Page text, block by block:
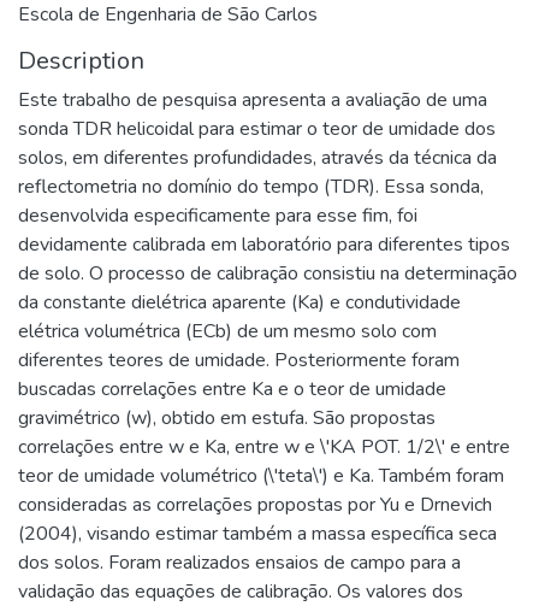
Escola de Engenharia de São Carlos
Description
Este trabalho de pesquisa apresenta a avaliação de uma
sonda TDR helicoidal para estimar o teor de umidade dos
solos, em diferentes profundidades, através da técnica da
reflectometria no domínio do tempo (TDR). Essa sonda,
desenvolvida especificamente para esse fim, foi
devidamente calibrada em laboratório para diferentes tipos
de solo. O processo de calibração consistiu na determinação
da constante dielétrica aparente (Ka) e condutividade
elétrica volumétrica (ECb) de um mesmo solo com
diferentes teores de umidade. Posteriormente foram
buscadas correlações entre Ka e o teor de umidade
gravimétrico (w), obtido em estufa. São propostas
correlações entre w e Ka, entre w e \'KA POT. 1/2\' e entre
teor de umidade volumétrico (\'teta\') e Ka. Também foram
consideradas as correlações propostas por Yu e Drnevich
(2004), visando estimar também a massa específica seca
dos solos. Foram realizados ensaios de campo para a
validação das equações de calibração. Os valores dos